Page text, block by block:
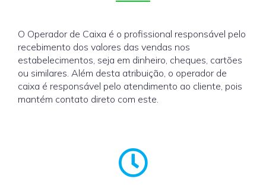
O Operador de Caixa é o profissional responsável pelo
recebimento dos valores das vendas nos
estabelecimentos, seja em dinheiro, cheques, cartões
ou similares. Além desta atribuição, o operador de
caixa é responsável pelo atendimento ao cliente, pois
mantém contato direto com este.